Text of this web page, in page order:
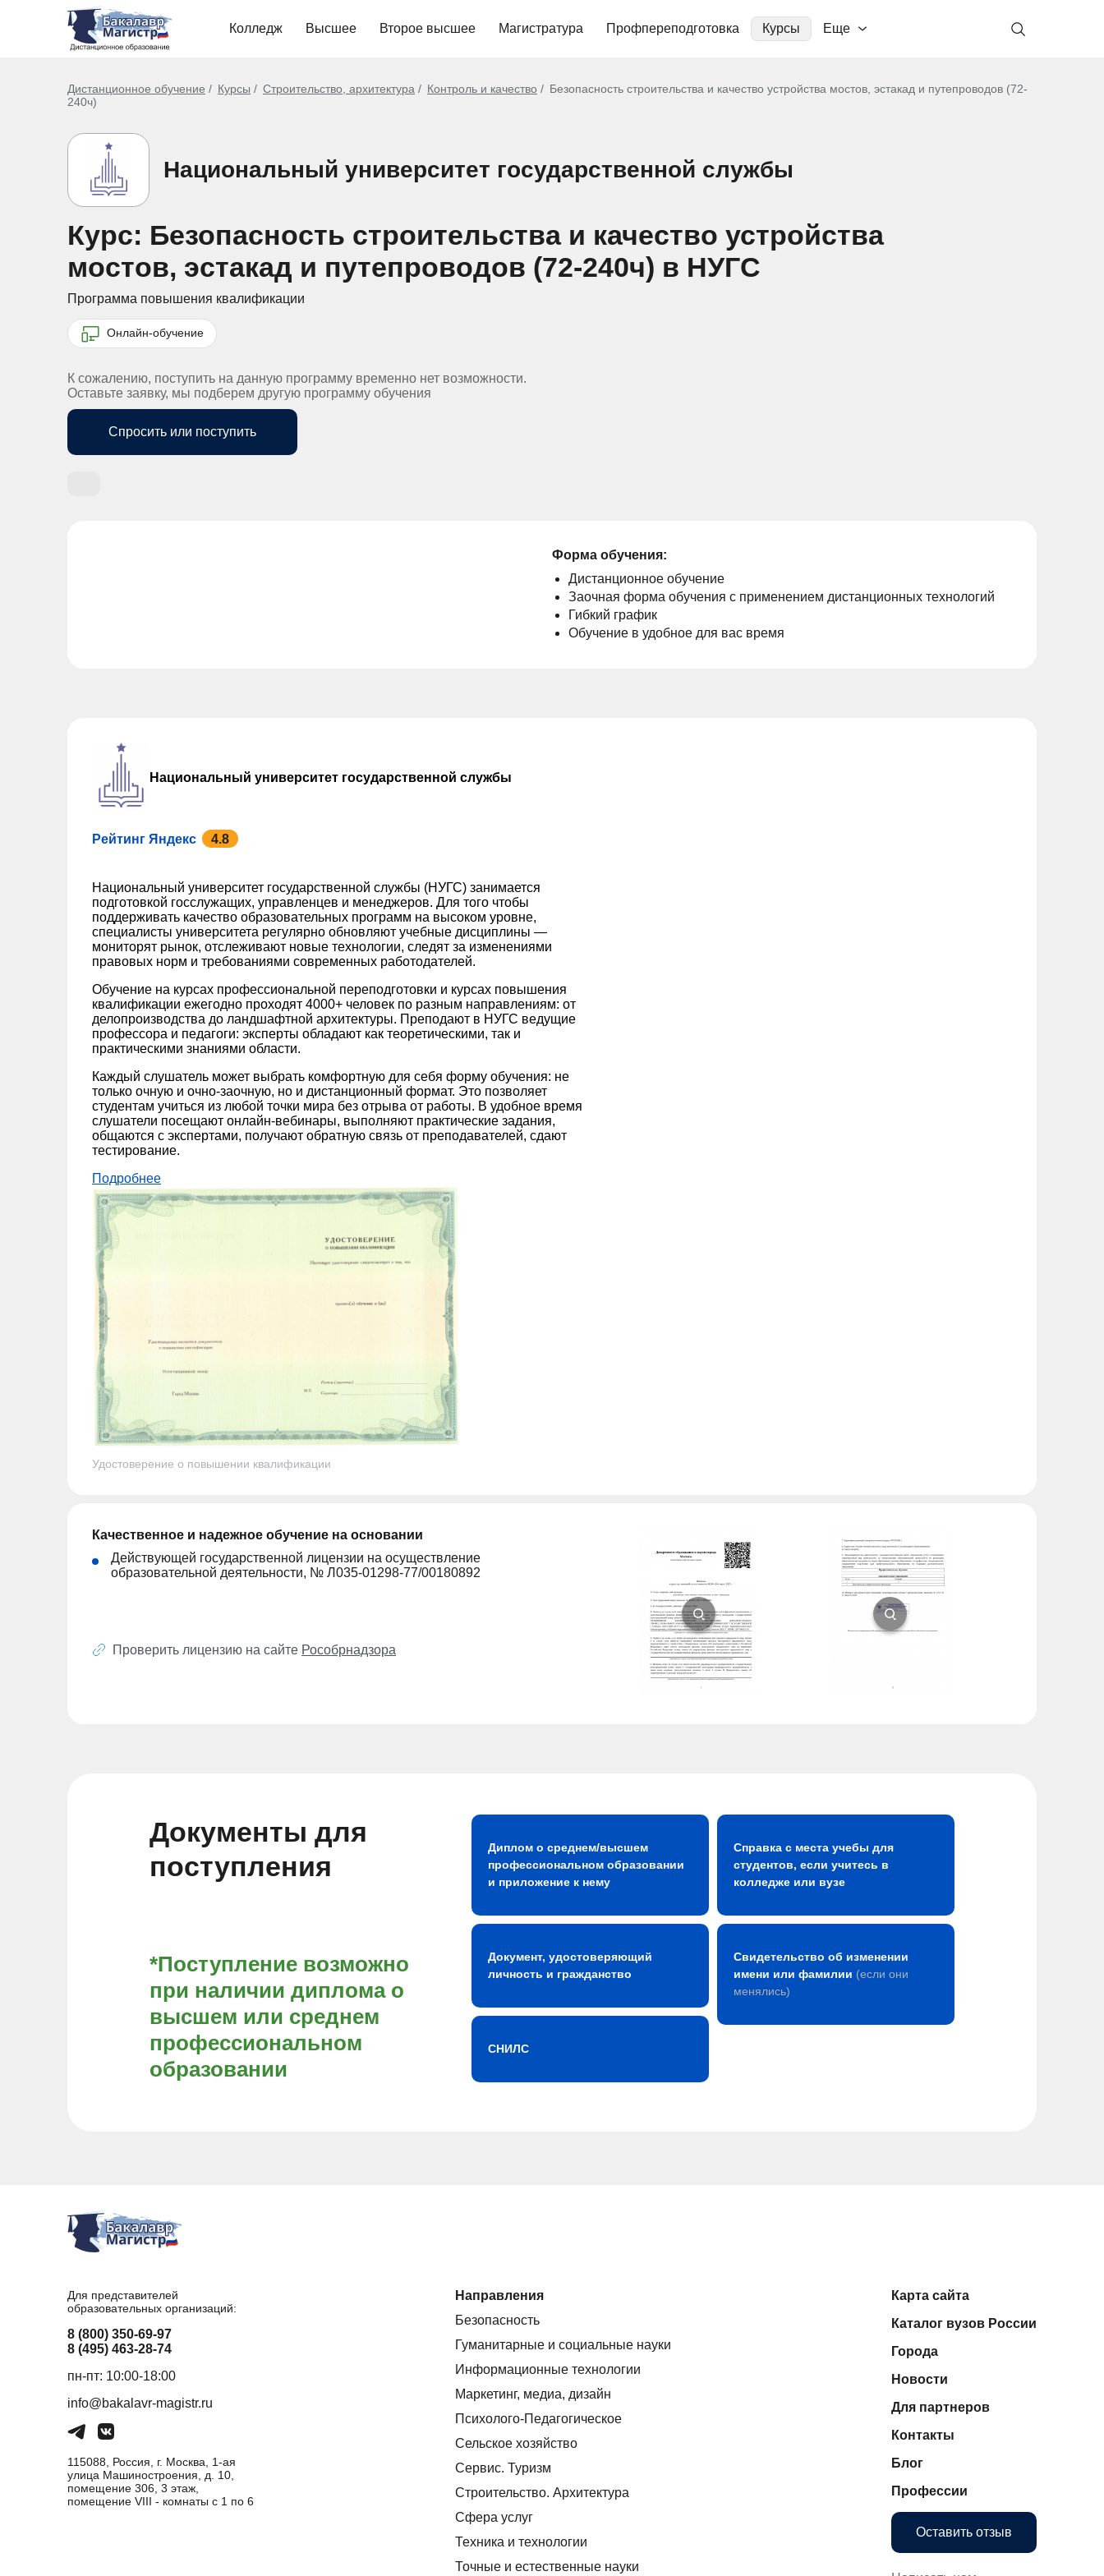
Колледж Высшее Второе высшее Магистратура Профпереподготовка Курсы Еще
Дистанционное обучение Курсы Строительство, архитектура Контроль и качество
Безопасность строительства и качество устройства мостов, эстакад и путепроводов (72-
240ч)
Национальный университет государственной службы
Курс: Безопасность строительства и качество устройства
мостов, эстакад и путепроводов (72-240ч) в НУГС
Программа повышения квалификации
Онлайн-обучение
К сожалению, поступить на данную программу временно нет возможности.
Оставьте заявку, мы подберем другую программу обучения
Спросить или поступить
Форма обучения:
Дистанционное обучение
Заочная форма обучения с применением дистанционных технологий
Гибкий график
Обучение в удобное для вас время
Национальный университет государственной службы
Рейтинг Яндекс 4.8
Национальный университет государственной службы (НУГС) занимается
подготовкой госслужащих, управленцев и менеджеров. Для того чтобы
поддерживать качество образовательных программ на высоком уровне,
специалисты университета регулярно обновляют учебные дисциплины —
мониторят рынок, отслеживают новые технологии, следят за изменениями
правовых норм и требованиями современных работодателей.
Обучение на курсах профессиональной переподготовки и курсах повышения
квалификации ежегодно проходят 4000+ человек по разным направлениям: от
делопроизводства до ландшафтной архитектуры. Преподают в НУГС ведущие
профессора и педагоги: эксперты обладают как теоретическими, так и
практическими знаниями области.
Каждый слушатель может выбрать комфортную для себя форму обучения: не
только очную и очно-заочную, но и дистанционный формат. Это позволяет
студентам учиться из любой точки мира без отрыва от работы. В удобное время
слушатели посещают онлайн-вебинары, выполняют практические задания,
общаются с экспертами, получают обратную связь от преподавателей, сдают
тестирование.
Подробнее
Удостоверение о повышении квалификации
Качественное и надежное обучение на основании
Действующей государственной лицензии на осуществление
образовательной деятельности, № Л035-01298-77/00180892
Проверить лицензию на сайте Рособрнадзора
Документы для
поступления
*Поступление возможно
при наличии диплома о
высшем или среднем
профессиональном
образовании
Диплом о среднем/высшем
профессиональном образовании
и приложение к нему
Документ, удостоверяющий
личность и гражданство
СНИЛС
Справка с места учебы для
студентов, если учитесь в
колледже или вузе
Свидетельство об изменении
имени или фамилии (если они
менялись)
Для представителей
образовательных организаций:
8 (800) 350-69-97
8 (495) 463-28-74
пн-пт: 10:00-18:00
info@bakalavr-magistr.ru
115088, Россия, г. Москва, 1-ая
улица Машиностроения, д. 10,
помещение 306, 3 этаж,
помещение VIII - комнаты с 1 по 6
Направления
Безопасность
Гуманитарные и социальные науки
Информационные технологии
Маркетинг, медиа, дизайн
Психолого-Педагогическое
Сельское хозяйство
Сервис. Туризм
Строительство. Архитектура
Сфера услуг
Техника и технологии
Точные и естественные науки
Карта сайта
Каталог вузов России
Города
Новости
Для партнеров
Контакты
Блог
Профессии
Оставить отзыв